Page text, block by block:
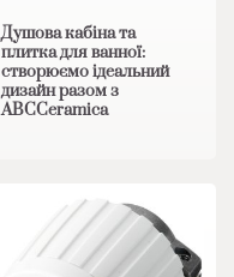
Душова кабіна та
плитка для ванної:
створюємо ідеальний
дизайн разом з
ABCCeramica